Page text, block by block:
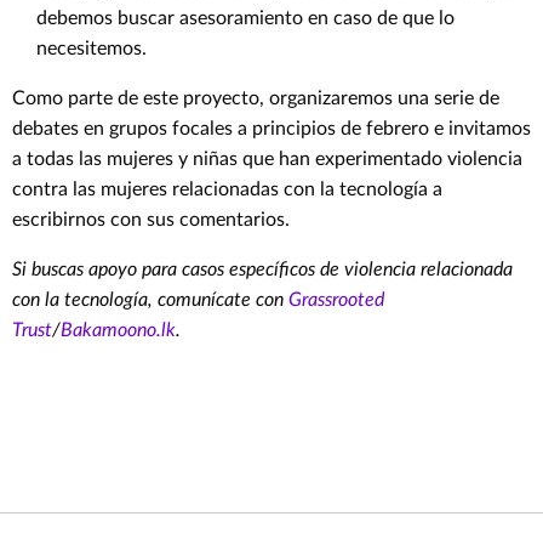
debemos buscar asesoramiento en caso de que lo
necesitemos.
Como parte de este proyecto, organizaremos una serie de
debates en grupos focales a principios de febrero e invitamos
a todas las mujeres y niñas que han experimentado violencia
contra las mujeres relacionadas con la tecnología a
escribirnos con sus comentarios.
Si buscas apoyo para casos específicos de violencia relacionada
con la tecnología, comunícate con Grassrooted
Trust/Bakamoono.lk.